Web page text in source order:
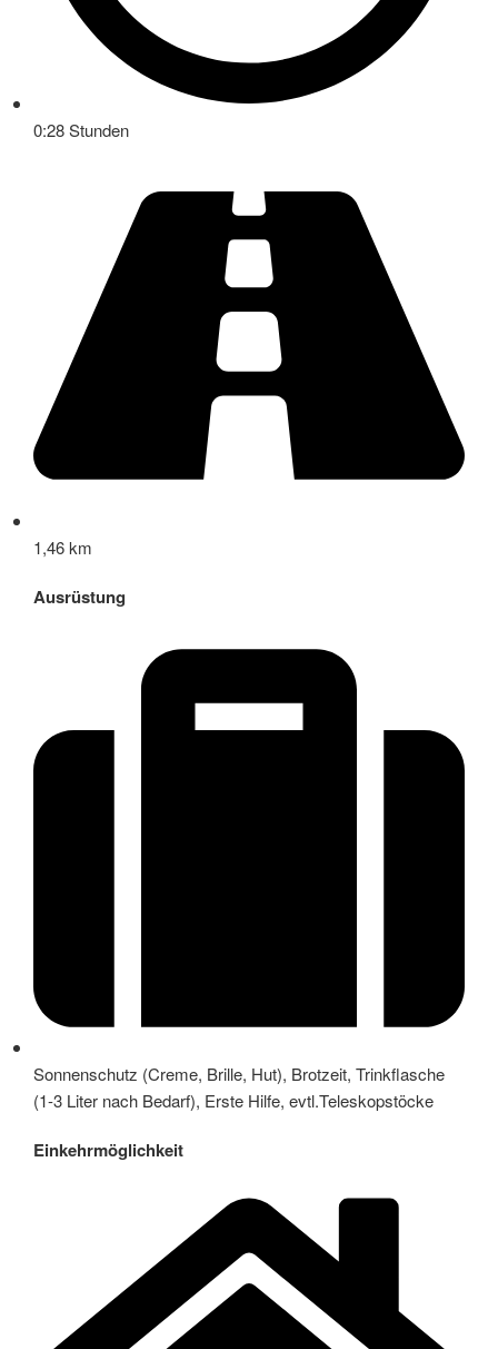
0:28 Stunden
1,46 km
Ausrüstung
Sonnenschutz (Creme, Brille, Hut), Brotzeit, Trinkflasche
(1-3 Liter nach Bedarf), Erste Hilfe, evtl.Teleskopstöcke
Einkehrmöglichkeit